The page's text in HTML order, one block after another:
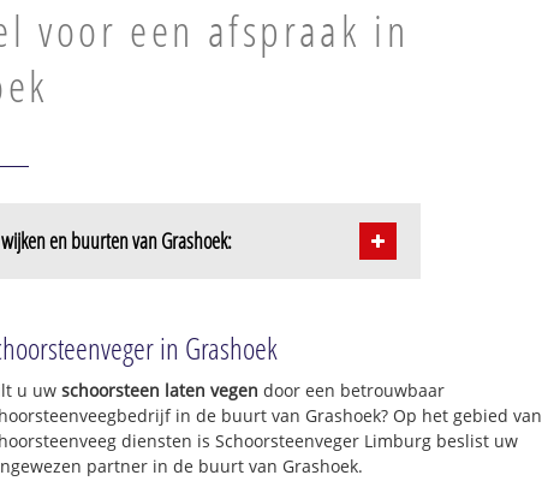
voor een afspraak in
en buurten van Grashoek:
in Grashoek
u uw schoorsteen laten vegen door een betrouwbaar
in de buurt van Grashoek? Op het gebied van
diensten is Schoorsteenveger Limburg beslist uw
partner in de buurt van Grashoek.